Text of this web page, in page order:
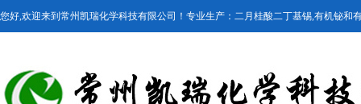
您好,欢迎来到常州凯瑞化学科技有限公司！专业生产：二月桂酸二丁基锡,有机铋和